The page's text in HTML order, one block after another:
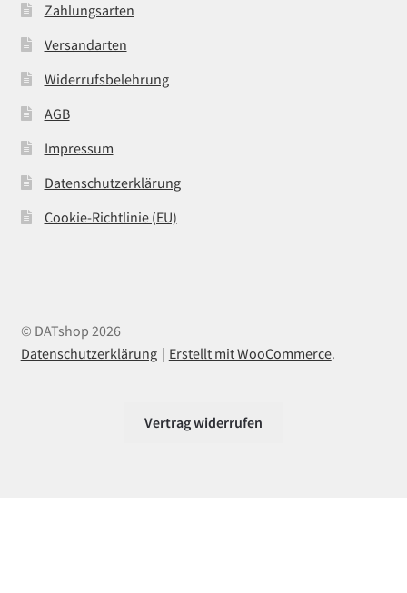
Zahlungsarten
Versandarten
Widerrufsbelehrung
AGB
Impressum
Datenschutzerklärung
Cookie-Richtlinie (EU)
© DATshop 2026
Datenschutzerklärung
Erstellt mit WooCommerce.
Vertrag widerrufen